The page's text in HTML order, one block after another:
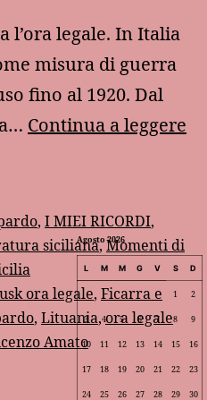
l’ora legale. In Italia
misura di guerra
fino al 1920. Dal
Continua a leggere
, I MIEI RICORDI,
siciliana,Momenti di
ora legale, Ficarra e
, Lituania,ora legale
Amato
Agosto 2026
L M M G V S D
1 2
3 4 5 6 7 8 9
10 11 12 13 14 15 16
17 18 19 20 21 22 23
24 25 26 27 28 29 30